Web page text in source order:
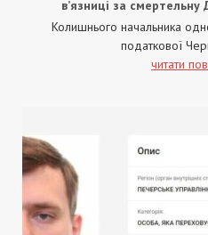
в’язниці за смертельну
Колишнього начальника
податкової
читати